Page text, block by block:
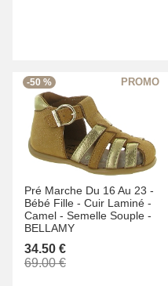
-50 %
Pré Marche Du 16 Au 23 -
Bébé Fille - Cuir Laminé -
Camel - Semelle Souple -
BELLAMY
34.50 €
69.00 €